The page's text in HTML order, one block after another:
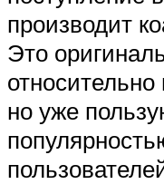
производит
Это
но уже